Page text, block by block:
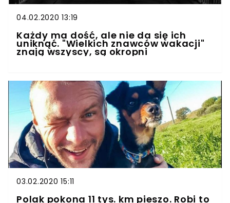
04.02.2020 13:19
Każdy ma dość, ale nie da się ich
uniknąć. "Wielkich znawców wakacji"
znają wszyscy, są okropni
03.02.2020 15:11
Polak pokona 11 tys. km pieszo. Robi to